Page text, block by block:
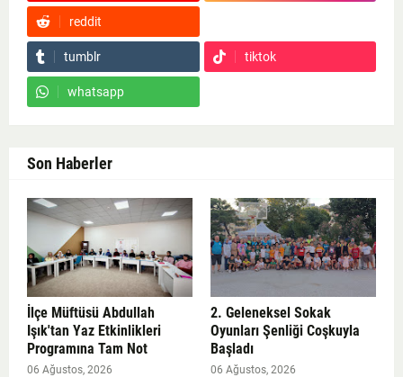
reddit
tumblr tiktok
whatsapp
Son Haberler
İlçe Müftüsü Abdullah
Işık'tan Yaz Etkinlikleri
Programına Tam Not
06 Ağustos, 2026
2. Geleneksel Sokak
Oyunları Şenliği Coşkuyla
Başladı
06 Ağustos, 2026